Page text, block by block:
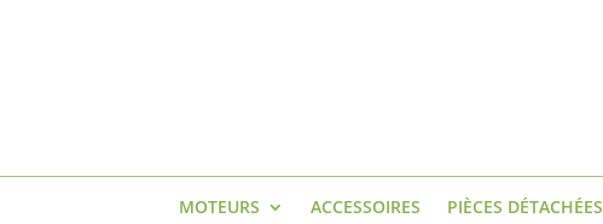
MOTEURS ACCESSOIRES PIÈCES DÉTACHÉES